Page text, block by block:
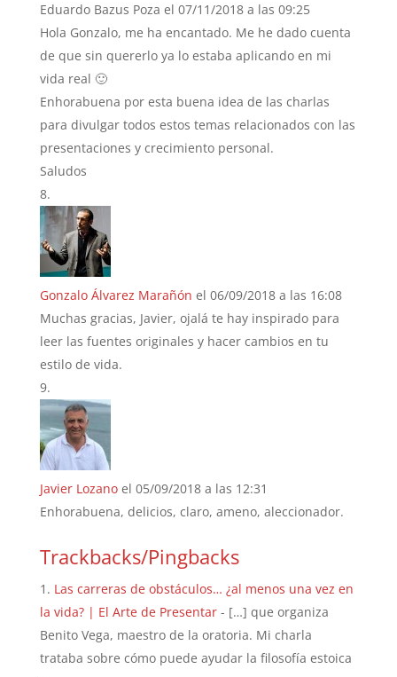
Eduardo Bazus Poza el 07/11/2018 a las 09:25
Hola Gonzalo, me ha encantado. Me he dado cuenta
de que sin quererlo ya lo estaba aplicando en mi
vida real 🙂
Enhorabuena por esta buena idea de las charlas
para divulgar todos estos temas relacionados con las
presentaciones y crecimiento personal.
Saludos
Gonzalo Álvarez Marañón el 06/09/2018 a las 16:08
Muchas gracias, Javier, ojalá te hay inspirado para
leer las fuentes originales y hacer cambios en tu
estilo de vida.
Javier Lozano el 05/09/2018 a las 12:31
Enhorabuena, delicios, claro, ameno, aleccionador.
Trackbacks/Pingbacks
Las carreras de obstáculos… ¿al menos una vez en
la vida? | El Arte de Presentar- […] que organiza
Benito Vega, maestro de la oratoria. Mi charla
trataba sobre cómo puede ayudar la filosofía estoica